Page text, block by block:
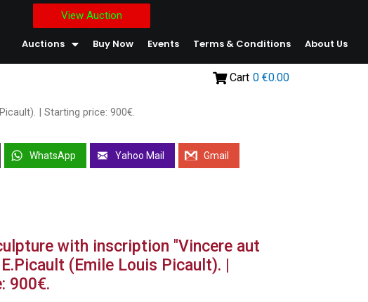
View Auction
Auctions Buy Now Events Terms & Conditions About Us
Cart 0 €0.00
| Starting price: 900€.
WhatsApp Yahoo Mail Gmail
with inscription "Vincere aut
(Emile Louis Picault). |
900€.